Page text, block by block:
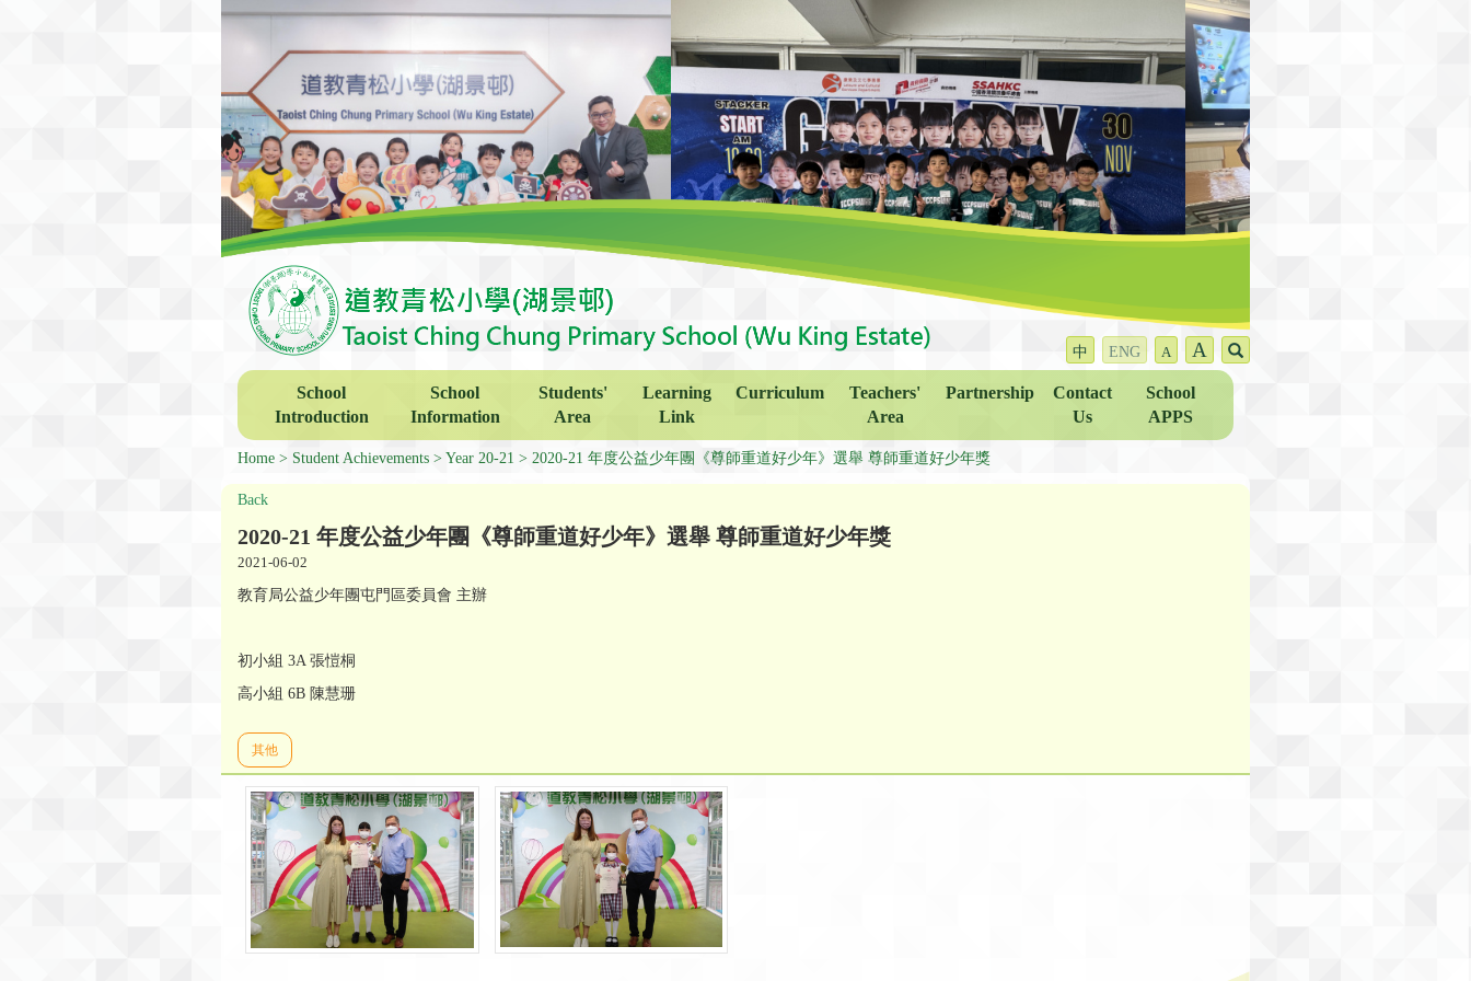
中 ENG A A
School
Introduction
School
Information
Students'
Area
Learning
Link
Curriculum
Teachers'
Area
Partnership
Contact
Us
School
APPS
Home Student Achievements Year 20-21 2020-21 年度公益少年團《尊師重道好少年》選舉 尊師重道好少年獎
Back
2020-21 年度公益少年團《尊師重道好少年》選舉 尊師重道好少年獎
2021-06-02
教育局公益少年團屯門區委員會 主辦
初小組 3A 張愷桐
高小組 6B 陳慧珊
其他